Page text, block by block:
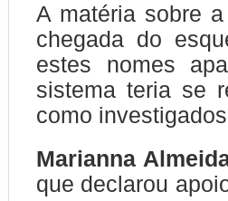
A matéria sobre
chegada do
estes nomes
sistema teria se
como
Marianna
que declarou